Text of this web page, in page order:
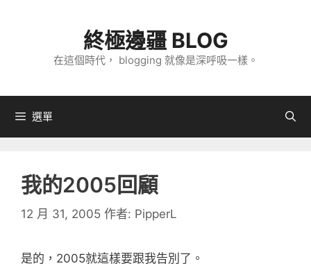
內
終極邊疆 BLOG
在這個時代， blogging 就像是深呼吸一樣。
選單
我的2005回顧
12 月 31, 2005 作者: PipperL
是的，2005就這樣要跟我告別了。